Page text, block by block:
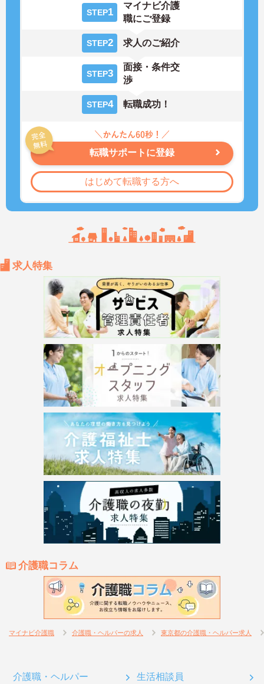
STEP1
マイナビ介護
職にご登録
STEP2 求人のご紹介
STEP3
面接・条件交
渉
STEP4 転職成功！
転職サポートに登録
はじめて転職する方へ
求人特集
介護職コラム
マイナビ介護職 介護職・ヘルパーの求人 東京都の介護職・ヘルパー求人
介護職・ヘルパー 生活相談員